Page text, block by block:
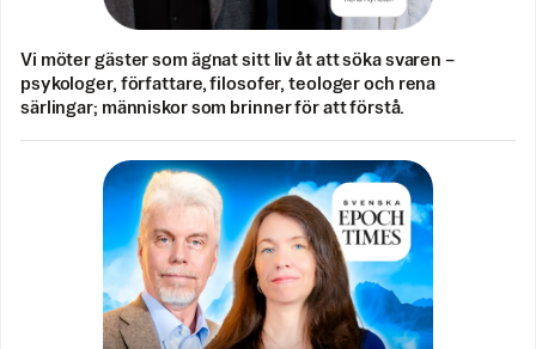
Vi möter gäster som ägnat sitt liv åt att söka svaren –
psykologer, författare, filosofer, teologer och rena
särlingar; människor som brinner för att förstå.